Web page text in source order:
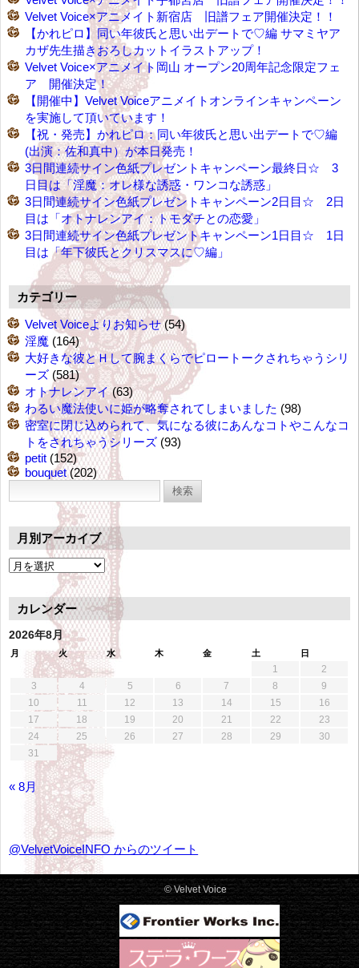
Velvet Voice×アニメイト新宿店 旧譜フェア開催決定！！
【かれピロ】同い年彼氏と思い出デートで♡編 サマミヤア
カザ先生描きおろしカットイラストアップ！
Velvet Voice×アニメイト岡山 オープン20周年記念限定フェ
ア 開催決定！
【開催中】Velvet Voiceアニメイトオンラインキャンペーン
を実施して頂いています！
【祝・発売】かれピロ：同い年彼氏と思い出デートで♡編
(出演：佐和真中）が本日発売！
3日間連続サイン色紙プレゼントキャンペーン最終日☆ 3
日目は「淫魔：オレ様な誘惑・ワンコな誘惑」
3日間連続サイン色紙プレゼントキャンペーン2日目☆ 2日
目は「オトナレンアイ：トモダチとの恋愛」
3日間連続サイン色紙プレゼントキャンペーン1日目☆ 1日
目は「年下彼氏とクリスマスに♡編」
カテゴリー
Velvet Voiceよりお知らせ(54)
淫魔 (164)
大好きな彼とＨして腕まくらでピロートークされちゃうシリ
ーズ (581)
オトナレンアイ(63)
わるい魔法使いに姫が略奪されてしまいました (98)
密室に閉じ込められて、気になる彼にあんなコトやこんなコ
トをされちゃうシリーズ (93)
petit (152)
bouquet(202)
索:
月別アーカイブ
月
ア
ー
カ
イ
カレンダー
2026年8月
月 火 水 木 金 土 日
1
2
3
4 5 6 7 8
9
10
11 12 13 14 15
16
17
18 19 20 21 22
23
24
25 26 27 28 29
30
31
« 8月
@VelvetVoiceINFO からのツイート
© Velvet Voice